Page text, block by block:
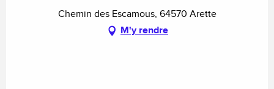
Chemin des Escamous, 64570 Arette
M'y rendre